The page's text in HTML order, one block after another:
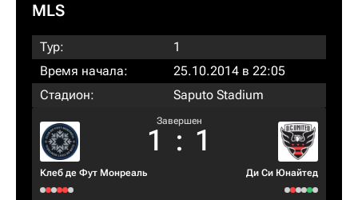
MLS
Тур:
1
Время начала:
25.10.2014 в 22:05
Стадион:
Saputo Stadium
Клеб де Фут Монреаль
Завершен
1 : 1
Ди Си Юнайтед